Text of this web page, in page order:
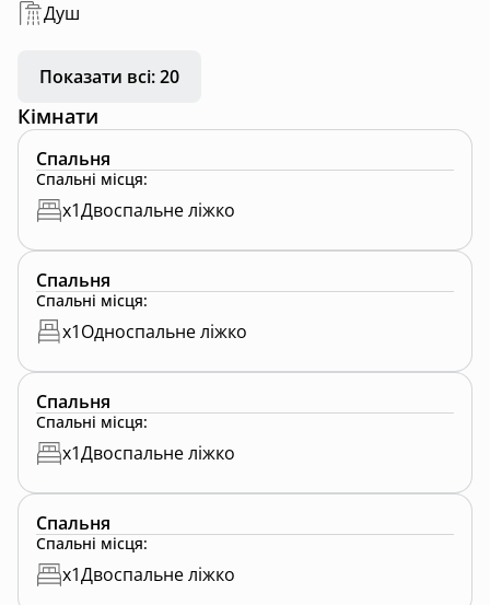
Душ
Показати всі: 20
Кімнати
Спальня
Спальні місця:
x1Двоспальне ліжко
Спальня
Спальні місця:
x1Односпальне ліжко
Спальня
Спальні місця:
x1Двоспальне ліжко
Спальня
Спальні місця:
x1Двоспальне ліжко